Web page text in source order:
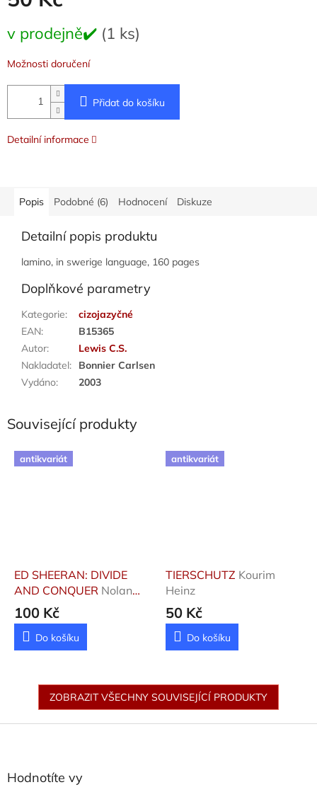
cena:
v prodejně✔️ (1 ks)
Možnosti doručení
Přidat do košíku
Detailní informace
Popis Podobné (6) Hodnocení Diskuze
Detailní popis produktu
lamino, in swerige language, 160 pages
Doplňkové parametry
Kategorie:
cizojazyčné
EAN:
B15365
Autor:
Lewis C.S.
Nakladatel:
Bonnier Carlsen
Vydáno: 2003
Související produkty
antikvariát
ED SHEERAN: DIVIDE
AND CONQUER Nolan
David
100 Kč
Do košíku
antikvariát
TIERSCHUTZ Kourim
Heinz
50 Kč
Do košíku
ZOBRAZIT VŠECHNY SOUVISEJÍCÍ PRODUKTY
Hodnotíte vy